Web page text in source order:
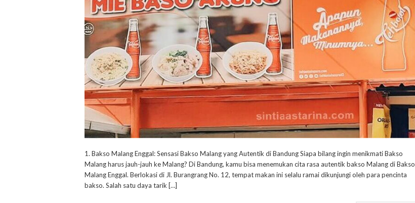
1. Bakso Malang Enggal: Sensasi Bakso Malang yang Autentik di Bandung Siapa bilang ingin menikmati Bakso
Malang harus jauh-jauh ke Malang? Di Bandung, kamu bisa menemukan cita rasa autentik bakso Malang di Bakso
Malang Enggal. Berlokasi di Jl. Burangrang No. 12, tempat makan ini selalu ramai dikunjungi oleh para pencinta
bakso. Salah satu daya tarik […]